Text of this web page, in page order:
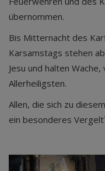
übernommen.
Bis Mitternacht des
Karsamstags stehen
Jesu und halten
Allerheiligsten.
Allen, die sich zu
ein besonderes